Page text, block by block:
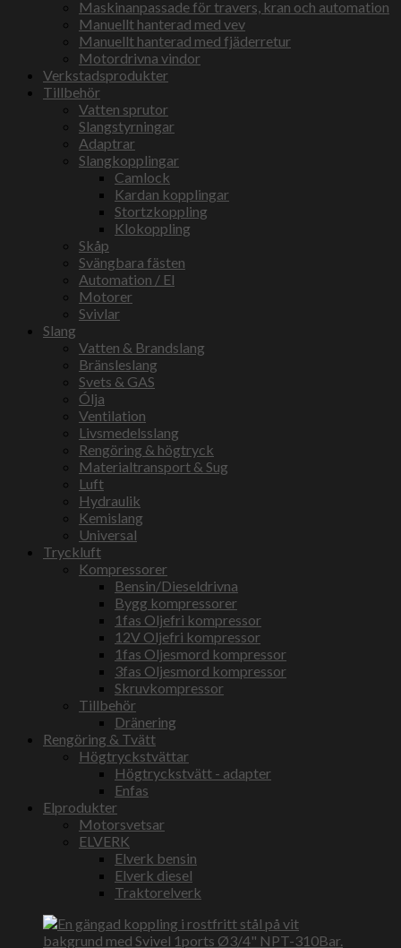
Maskinanpassade för travers, kran och automation
Manuellt hanterad med vev
Manuellt hanterad med fjäderretur
Motordrivna vindor
Verkstadsprodukter
Tillbehör
Vatten sprutor
Slangstyrningar
Adaptrar
Slangkopplingar
Camlock
Kardan kopplingar
Stortzkoppling
Klokoppling
Skåp
Svängbara fästen
Automation / El
Motorer
Svivlar
Slang
Vatten & Brandslang
Bränsleslang
Svets & GAS
Ólja
Ventilation
Livsmedelsslang
Rengöring & högtryck
Materialtransport & Sug
Luft
Hydraulik
Kemislang
Universal
Tryckluft
Kompressorer
Bensin/Dieseldrivna
Bygg kompressorer
1fas Oljefri kompressor
12V Oljefri kompressor
1fas Oljesmord kompressor
3fas Oljesmord kompressor
Skruvkompressor
Tillbehör
Dränering
Rengöring & Tvätt
Högtryckstvättar
Högtryckstvätt - adapter
Enfas
Elprodukter
Motorsvetsar
ELVERK
Elverk bensin
Elverk diesel
Traktorelverk